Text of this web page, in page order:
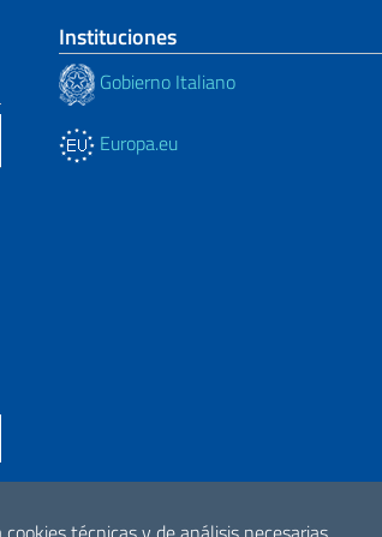
Instituciones
Gobierno Italiano
Europa.eu